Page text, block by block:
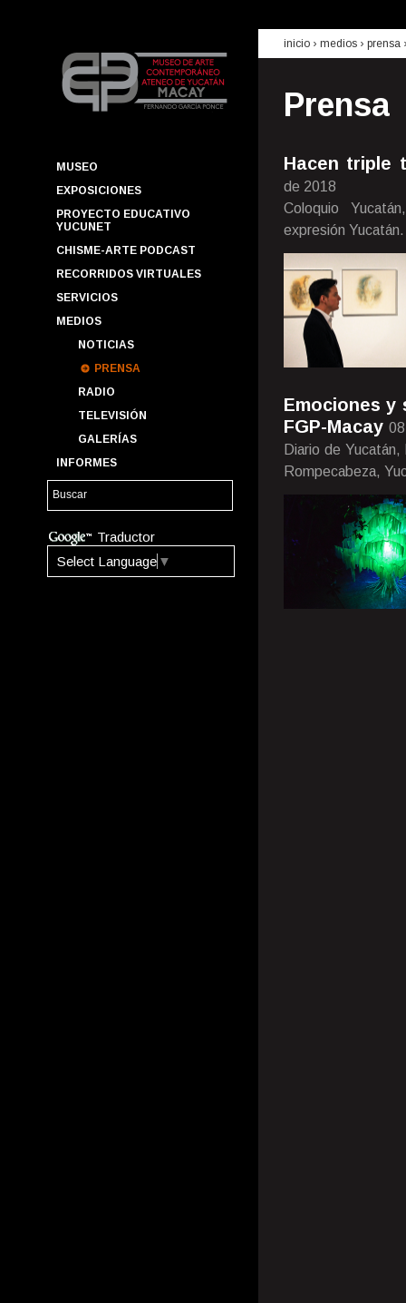
MUSEO
EXPOSICIONES
PROYECTO EDUCATIVO
YUCUNET
CHISME-ARTE PODCAST
RECORRIDOS VIRTUALES
SERVICIOS
MEDIOS
NOTICIAS
PRENSA
RADIO
TELEVISIÓN
GALERÍAS
INFORMES
Traductor
Select Language ▼
inicio › medios › prensa
Prensa
Hacen triple
de 2018
Coloquio
expresión
Emociones y
FGP-Macay
Diario de
Rompecabeza,